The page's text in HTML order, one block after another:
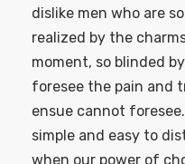
dislike men who are
realized by the
moment, so blinded
foresee the pain and
ensue cannot
simple and easy to
when our power of